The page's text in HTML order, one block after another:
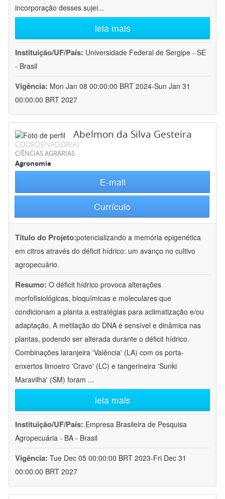
incorporação desses sujei...
leia mais
Instituição/UF/País: Universidade Federal de Sergipe - SE
- Brasil
Vigência: Mon Jan 08 00:00:00 BRT 2024-Sun Jan 31
00:00:00 BRT 2027
Abelmon da Silva Gesteira
COORDENADOR(A)
CIÊNCIAS AGRÁRIAS
Agronomia
E-mail
Currículo
Título do Projeto:potencializando a memória epigenética
em citros através do déficit hídrico: um avanço no cultivo
agropecuário.
Resumo: O déficit hídrico provoca alterações
morfofisiológicas, bioquímicas e moleculares que
condicionam a planta a estratégias para aclimatização e/ou
adaptação. A metilação do DNA é sensível e dinâmica nas
plantas, podendo ser alterada durante o déficit hídrico.
Combinações laranjeira 'Valência' (LA) com os porta-
enxertos limoeiro 'Cravo' (LC) e tangerineira 'Sunki
Maravilha' (SM) foram ...
leia mais
Instituição/UF/País: Empresa Brasileira de Pesquisa
Agropecuária - BA - Brasil
Vigência: Tue Dec 05 00:00:00 BRT 2023-Fri Dec 31
00:00:00 BRT 2027